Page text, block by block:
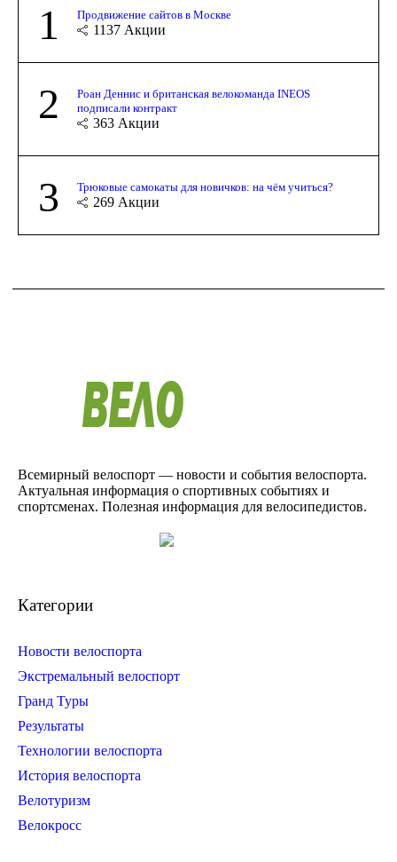
1 Продвижение сайтов в Москве
1137 Акции
2
Роан Деннис и британская велокоманда INEOS
подписали контракт
363 Акции
3 Трюковые самокаты для новичков: на чём учиться?
269 Акции
Всемирный велоспорт — новости и события велоспорта.
Актуальная информация о спортивных событиях и
спортсменах. Полезная информация для велосипедистов.
Категории
Новости велоспорта
Экстремальный велоспорт
Гранд Туры
Результаты
Технологии велоспорта
История велоспорта
Велотуризм
Велокросс